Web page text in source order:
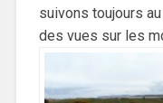
suivons toujours
des vues sur les